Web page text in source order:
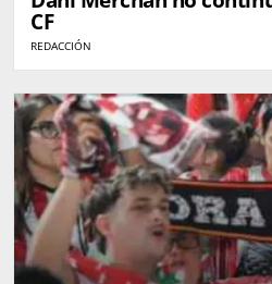
CF
REDACCIÓN